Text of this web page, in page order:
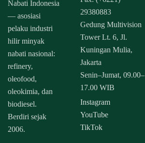
Nabati Indonesia
— asosiasi
pelaku industri
hilir minyak
nabati nasional:
refinery,
oleofood,
oleokimia, dan
biodiesel.
Berdiri sejak
2006.
29380883
Gedung Multivision
Tower Lt. 6, Jl.
Kuningan Mulia,
Jakarta
Senin–Jumat, 09.00–
17.00 WIB
Instagram
YouTube
TikTok